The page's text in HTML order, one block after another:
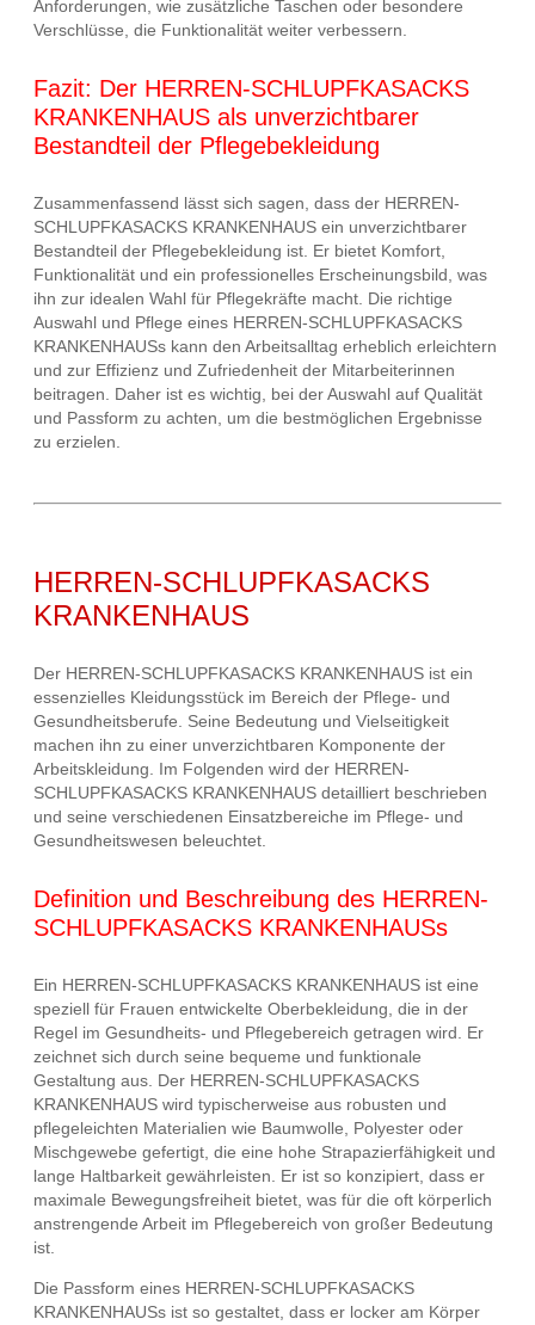
Anforderungen, wie zusätzliche Taschen oder besondere
Verschlüsse, die Funktionalität weiter verbessern.
Fazit: Der HERREN-SCHLUPFKASACKS
KRANKENHAUS als unverzichtbarer
Bestandteil der Pflegebekleidung
Zusammenfassend lässt sich sagen, dass der HERREN-
SCHLUPFKASACKS KRANKENHAUS ein unverzichtbarer
Bestandteil der Pflegebekleidung ist. Er bietet Komfort,
Funktionalität und ein professionelles Erscheinungsbild, was
ihn zur idealen Wahl für Pflegekräfte macht. Die richtige
Auswahl und Pflege eines HERREN-SCHLUPFKASACKS
KRANKENHAUSs kann den Arbeitsalltag erheblich erleichtern
und zur Effizienz und Zufriedenheit der Mitarbeiterinnen
beitragen. Daher ist es wichtig, bei der Auswahl auf Qualität
und Passform zu achten, um die bestmöglichen Ergebnisse
zu erzielen.
HERREN-SCHLUPFKASACKS
KRANKENHAUS
Der HERREN-SCHLUPFKASACKS KRANKENHAUS ist ein
essenzielles Kleidungsstück im Bereich der Pflege- und
Gesundheitsberufe. Seine Bedeutung und Vielseitigkeit
machen ihn zu einer unverzichtbaren Komponente der
Arbeitskleidung. Im Folgenden wird der HERREN-
SCHLUPFKASACKS KRANKENHAUS detailliert beschrieben
und seine verschiedenen Einsatzbereiche im Pflege- und
Gesundheitswesen beleuchtet.
Definition und Beschreibung des HERREN-
SCHLUPFKASACKS KRANKENHAUSs
Ein HERREN-SCHLUPFKASACKS KRANKENHAUS ist eine
speziell für Frauen entwickelte Oberbekleidung, die in der
Regel im Gesundheits- und Pflegebereich getragen wird. Er
zeichnet sich durch seine bequeme und funktionale
Gestaltung aus. Der HERREN-SCHLUPFKASACKS
KRANKENHAUS wird typischerweise aus robusten und
pflegeleichten Materialien wie Baumwolle, Polyester oder
Mischgewebe gefertigt, die eine hohe Strapazierfähigkeit und
lange Haltbarkeit gewährleisten. Er ist so konzipiert, dass er
maximale Bewegungsfreiheit bietet, was für die oft körperlich
anstrengende Arbeit im Pflegebereich von großer Bedeutung
ist.
Die Passform eines HERREN-SCHLUPFKASACKS
KRANKENHAUSs ist so gestaltet, dass er locker am Körper